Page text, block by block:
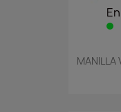
MANILLA